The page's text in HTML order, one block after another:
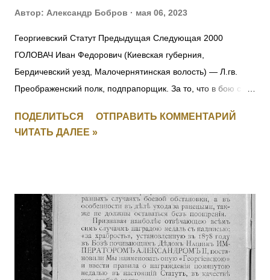
Автор: Александр Бобров мая 06, 2023
Георгиевский Статут Предыдущая Следующая 2000
ГОЛОВАЧ Иван Федорович (Киевская губерния,
Бердичевский уезд, Малочернятинская волость) — Л.гв.
Преображенский полк, подпрапорщик. За то, что в бою с
командир поручик граф Татищев выбыл из строя
вследствие ранения. Головач, не растерявшись, тотчас же
5538 и 4 ст. No 97018 за Русско-Японскую войну, медали 3
ст. No 11473, 4 ст. No 1124. 2001 ОРЕЛ Яков — Л.гв.
Павловский полк, 7 рота, подпрапорщик. За то, что в бою
4.11.1914 у д. Янгрот, за убылью из строя всех господ
офицеров, принял на себя командование ротой, сохранил
ПОДЕЛИТЬСЯ
ОТПРАВИТЬ КОММЕНТАРИЙ
ЧИТАТЬ ДАЛЕЕ »